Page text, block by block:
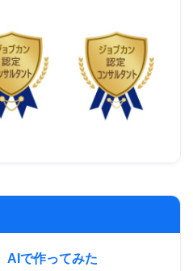
AIで作ってみた